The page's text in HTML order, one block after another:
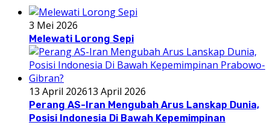
3 Mei 2026
Melewati Lorong Sepi
13 April 202613 April 2026
Perang AS-Iran Mengubah Arus Lanskap Dunia,
Posisi Indonesia Di Bawah Kepemimpinan